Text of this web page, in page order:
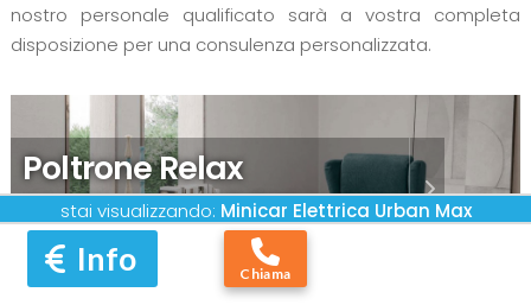
nostro personale qualificato sarà a vostra completa
disposizione per una consulenza personalizzata.
Poltrone Relax
prodotti artigianali italiani
stai visualizzando: Minicar Elettrica Urban Max
Info Chiama